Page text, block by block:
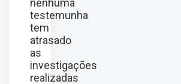
testemunha
tem
atrasado
as
investigações
realizadas